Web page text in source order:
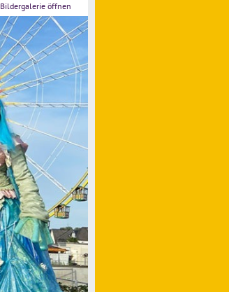
Bildergalerie öffnen